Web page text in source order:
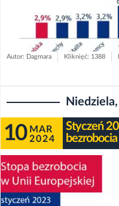
Autor: Dagmara Kliknięć: 1388
10 MAR
2024
Styczeń